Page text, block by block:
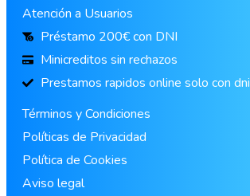
Atención a Usuarios
Préstamo 200€ con DNI
Minicreditos sin rechazos
Prestamos rapidos online solo con dni
Términos y Condiciones
Políticas de Privacidad
Política de Cookies
Aviso legal